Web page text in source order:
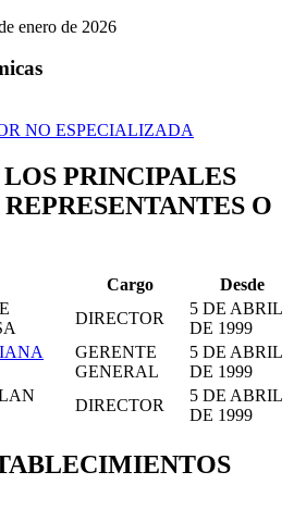
enero de 2026
NO ESPECIALIZADA
PRINCIPALES
O
Cargo
Desde
DIRECTOR
5 DE ABRIL
DE 1999
GERENTE
GENERAL
5 DE ABRIL
DE 1999
DIRECTOR
5 DE ABRIL
DE 1999